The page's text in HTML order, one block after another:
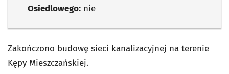
Osiedlowego: nie
Zakończono budowę sieci kanalizacyjnej na terenie
Kępy Mieszczańskiej.